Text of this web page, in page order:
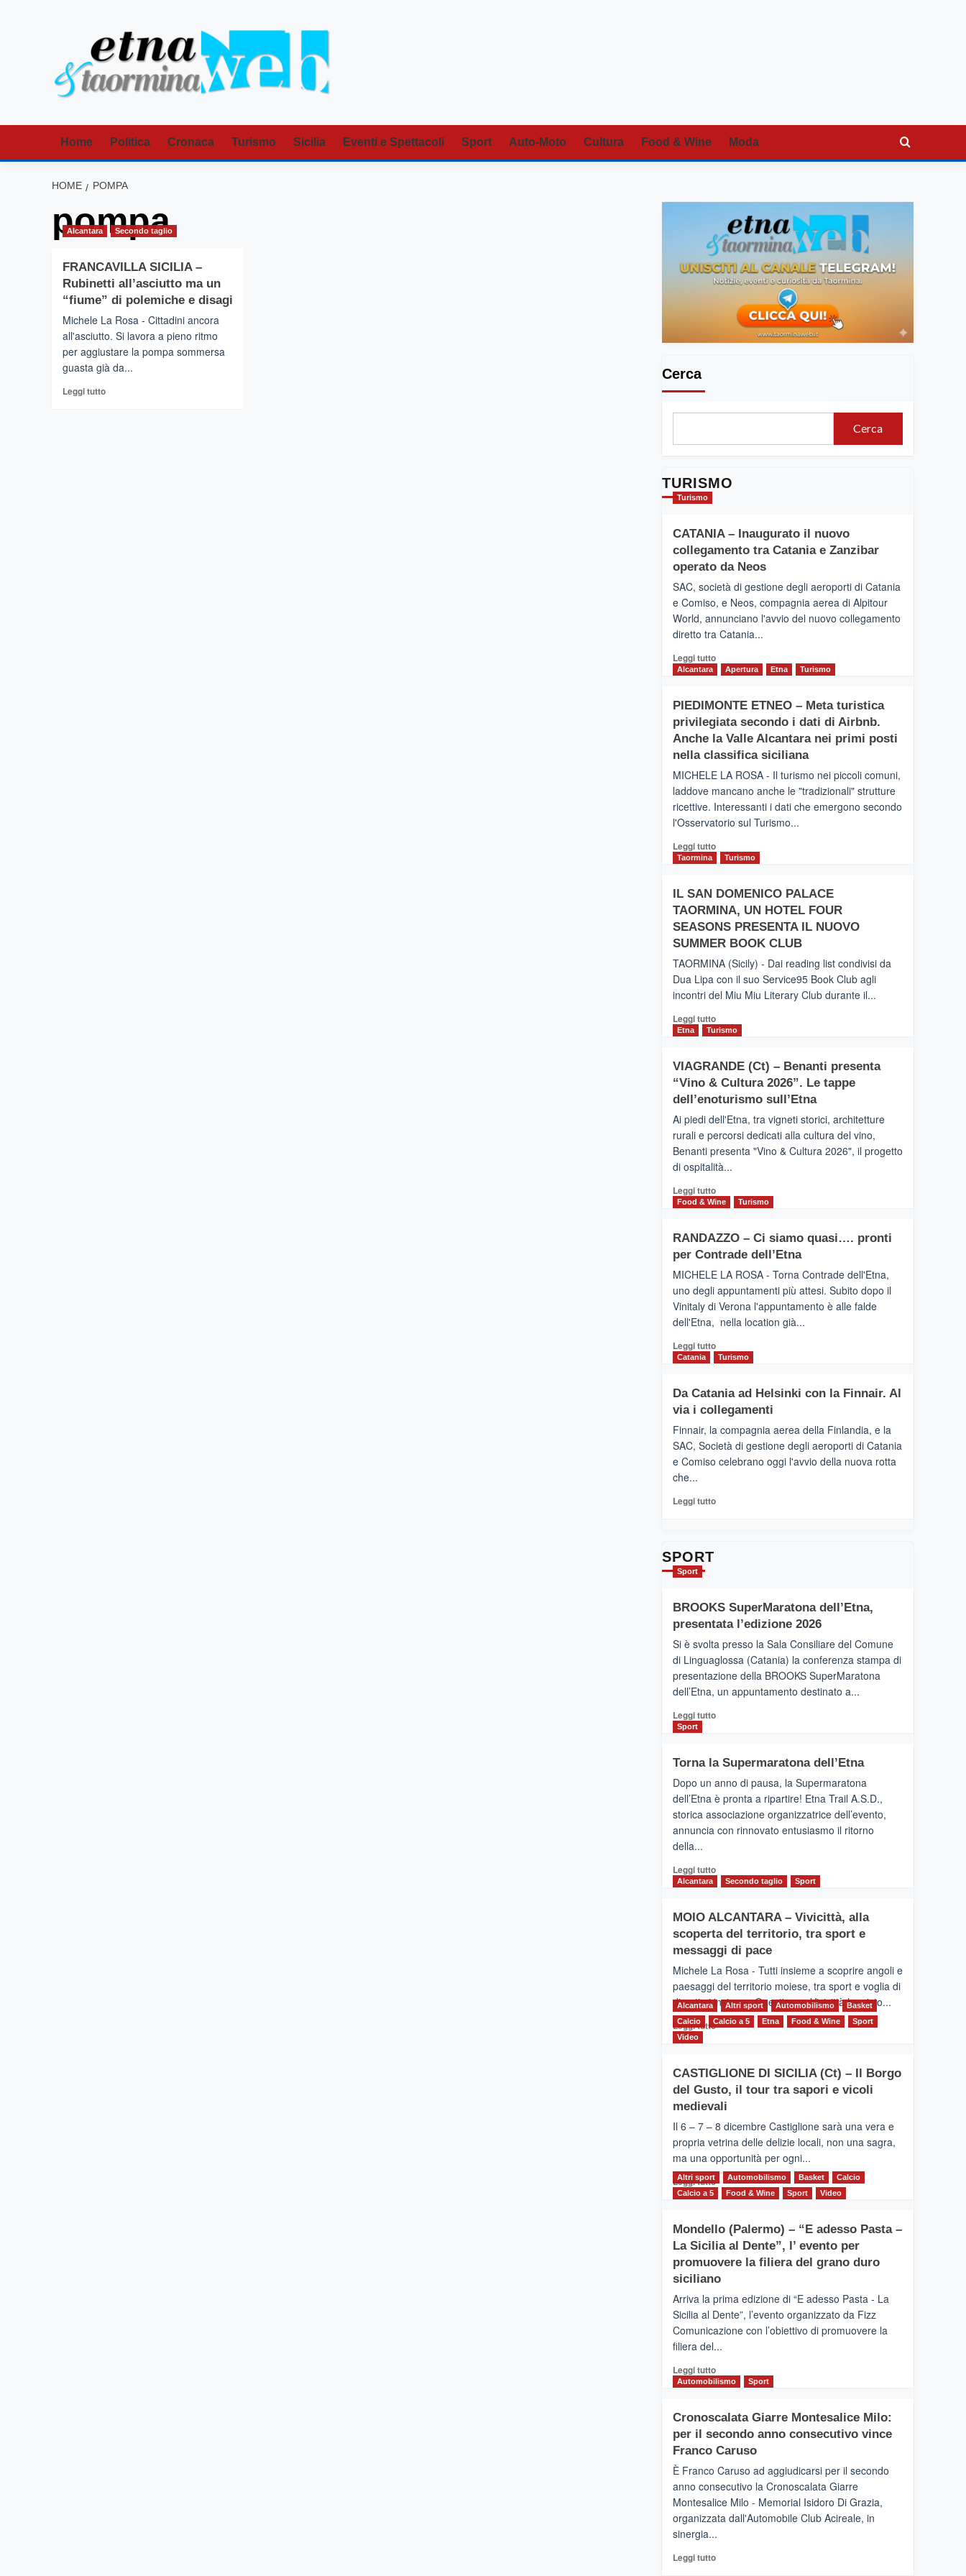
Home Politica Cronaca Turismo Sicilia Eventi e Spettacoli Sport Auto-Moto Cultura Food & Wine Moda
HOME POMPA
pompa
Alcantara Secondo taglio
FRANCAVILLA SICILIA –
Rubinetti all’asciutto ma un
“fiume” di polemiche e disagi
Michele La Rosa - Cittadini ancora
all'asciutto. Si lavora a pieno ritmo
per aggiustare la pompa sommersa
guasta già da...
Leggi tuttoLeggi
Cerca
Cerca
TURISMO
Turismo
CATANIA – Inaugurato il nuovo
collegamento tra Catania e Zanzibar
operato da Neos
SAC, società di gestione degli aeroporti di Catania
e Comiso, e Neos, compagnia aerea di Alpitour
World, annunciano l'avvio del nuovo collegamento
diretto tra Catania...
Leggi tuttoLeggi
CATANIA
–
Inaugurato
il
collegamento
tra
Catania
e
operato
da
Alcantara Apertura Etna Turismo
PIEDIMONTE ETNEO – Meta turistica
privilegiata secondo i dati di Airbnb.
Anche la Valle Alcantara nei primi posti
nella classifica siciliana
MICHELE LA ROSA - Il turismo nei piccoli comuni,
laddove mancano anche le "tradizionali" strutture
ricettive. Interessanti i dati che emergono secondo
l'Osservatorio sul Turismo...
Leggi tuttoLeggi
PIEDIMONTE
ETNEO
–
Meta
privilegiata
secondo
i
di
Airbnb.
la
Valle
Alcantara
nei
primi
classifica
siciliana
Taormina Turismo
IL SAN DOMENICO PALACE
TAORMINA, UN HOTEL FOUR
SEASONS PRESENTA IL NUOVO
SUMMER BOOK CLUB
TAORMINA (Sicily) - Dai reading list condivisi da
Dua Lipa con il suo Service95 Book Club agli
incontri del Miu Miu Literary Club durante il...
Leggi tuttoLeggi
di
IL
SAN
DOMENICO
TAORMINA,
UN
HOTEL
FOUR
PRESENTA
IL
SUMMER
BOOK
CLUB
Etna Turismo
VIAGRANDE (Ct) – Benanti presenta
“Vino & Cultura 2026”. Le tappe
dell’enoturismo sull’Etna
Ai piedi dell'Etna, tra vigneti storici, architetture
rurali e percorsi dedicati alla cultura del vino,
Benanti presenta "Vino & Cultura 2026", il progetto
di ospitalità...
Leggi tuttoLeggi
di
VIAGRANDE
(Ct)
–
presenta
“Vino
&
2026”.
Le
dell’enoturismo
sull’Etna
Food & Wine Turismo
RANDAZZO – Ci siamo quasi…. pronti
per Contrade dell’Etna
MICHELE LA ROSA - Torna Contrade dell'Etna,
uno degli appuntamenti più attesi. Subito dopo il
Vinitaly di Verona l'appuntamento è alle falde
dell'Etna, nella location già...
Leggi tuttoLeggi
di
RANDAZZO
–
siamo
quasi….
pronti
dell’Etna
Catania Turismo
Da Catania ad Helsinki con la Finnair. Al
via i collegamenti
Finnair, la compagnia aerea della Finlandia, e la
SAC, Società di gestione degli aeroporti di Catania
e Comiso celebrano oggi l'avvio della nuova rotta
che...
Leggi tuttoLeggi
con
la
Al
via
i
collegamenti
SPORT
Sport
BROOKS SuperMaratona dell’Etna,
presentata l’edizione 2026
Si è svolta presso la Sala Consiliare del Comune
di Linguaglossa (Catania) la conferenza stampa di
presentazione della BROOKS SuperMaratona
dell’Etna, un appuntamento destinato a...
Leggi tuttoLeggi
BROOKS
SuperMaratona
dell’Etna,
presentata
l’edizione
2026
Sport
Torna la Supermaratona dell’Etna
Dopo un anno di pausa, la Supermaratona
dell’Etna è pronta a ripartire! Etna Trail A.S.D.,
storica associazione organizzatrice dell’evento,
annuncia con rinnovato entusiasmo il ritorno
della...
Leggi tuttoLeggi
Torna
la
Supermaratona
Alcantara Secondo taglio Sport
MOIO ALCANTARA – Vivicittà, alla
scoperta del territorio, tra sport e
messaggi di pace
Michele La Rosa - Tutti insieme a scoprire angoli e
paesaggi del territorio moiese, tra sport e voglia di
divertirsi insieme. Quest'anno Vivicittà ha visto...
Leggi tuttoLeggi
MOIO
ALCANTARA
–
alla
scoperta
del
territorio,
tra
sport
messaggi
di
Alcantara Altri sport Automobilismo
Basket
Calcio
Calcio a 5 Etna Food & Wine
Sport
Video
CASTIGLIONE DI SICILIA (Ct) – Il Borgo
del Gusto, il tour tra sapori e vicoli
medievali
Il 6 – 7 – 8 dicembre Castiglione sarà una vera e
propria vetrina delle delizie locali, non una sagra,
ma una opportunità per ogni...
Leggi tuttoLeggi
CASTIGLIONE
DI
SICILIA
(Ct)
Il
Borgo
del
tour
tra
vicoli
medievali
Altri sport Automobilismo Basket
Calcio
Calcio a 5
Food & Wine Sport Video
Mondello (Palermo) – “E adesso Pasta –
La Sicilia al Dente”, l’ evento per
promuovere la filiera del grano duro
siciliano
Arriva la prima edizione di “E adesso Pasta - La
Sicilia al Dente”, l’evento organizzato da Fizz
Comunicazione con l’obiettivo di promuovere la
filiera del...
Leggi tuttoLeggi
di
Mondello
(Palermo)
–
adesso
Pasta
–
La
Dente”,
Automobilismo Sport
Cronoscalata Giarre Montesalice Milo:
per il secondo anno consecutivo vince
Franco Caruso
È Franco Caruso ad aggiudicarsi per il secondo
anno consecutivo la Cronoscalata Giarre
Montesalice Milo - Memorial Isidoro Di Grazia,
organizzata dall'Automobile Club Acireale, in
sinergia...
Leggi tuttoLeggi